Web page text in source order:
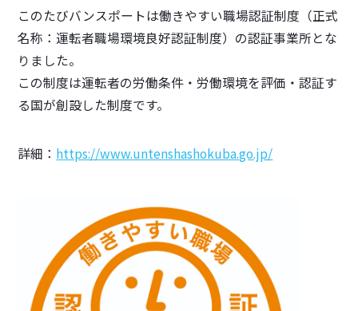
環境問題への取り組み
お知らせ
054-637-0111
メールでお問い合わせ
24時間365日受付中！
このたびバンスポートは働きやすい職場認証制度（正式
名称：運転者職場環境良好認証制度）の認証事業所とな
りました。
この制度は運転者の労働条件・労働環境を評価・認証す
る国が創設した制度です。
詳細： https://www.untenshashokuba.go.jp/